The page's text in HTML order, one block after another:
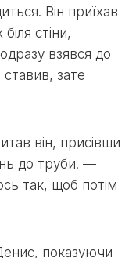
Він приїхав
стіни,
взявся до
зате
він, присівши
до труби. —
так, щоб потім
показуючи